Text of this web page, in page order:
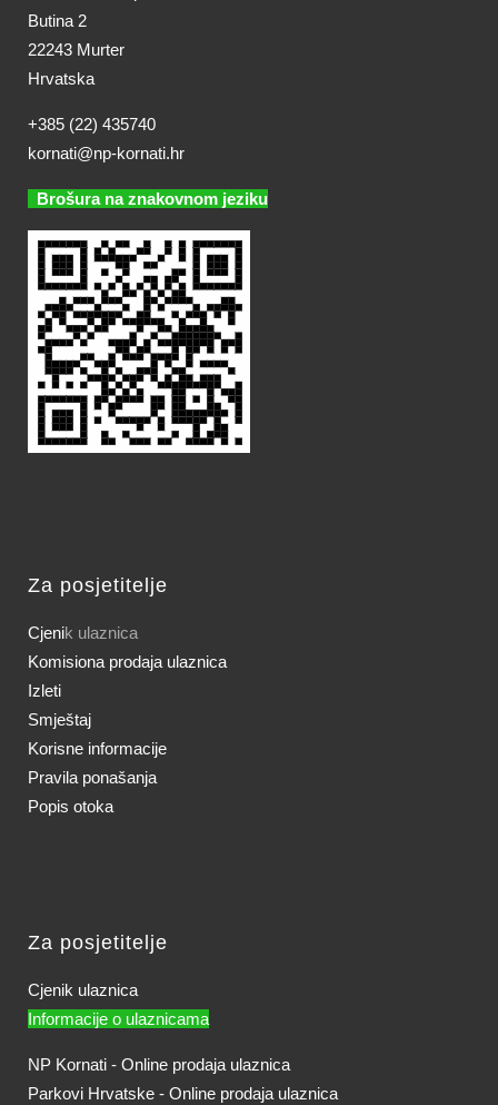
Butina 2
22243 Murter
Hrvatska
+385 (22) 435740
kornati@np-kornati.hr
Brošura na znakovnom jeziku
Za posjetitelje
Cjenik ulaznica
Komisiona prodaja ulaznica
Izleti
Smještaj
Korisne informacije
Pravila ponašanja
Popis otoka
Za posjetitelje
Cjenik ulaznica
Informacije o ulaznicama
NP Kornati - Online prodaja ulaznica
Parkovi Hrvatske - Online prodaja ulaznica